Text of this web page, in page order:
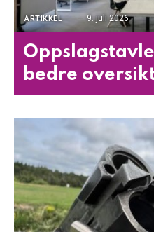
ARTIKKEL 9. juli 2026
bedre